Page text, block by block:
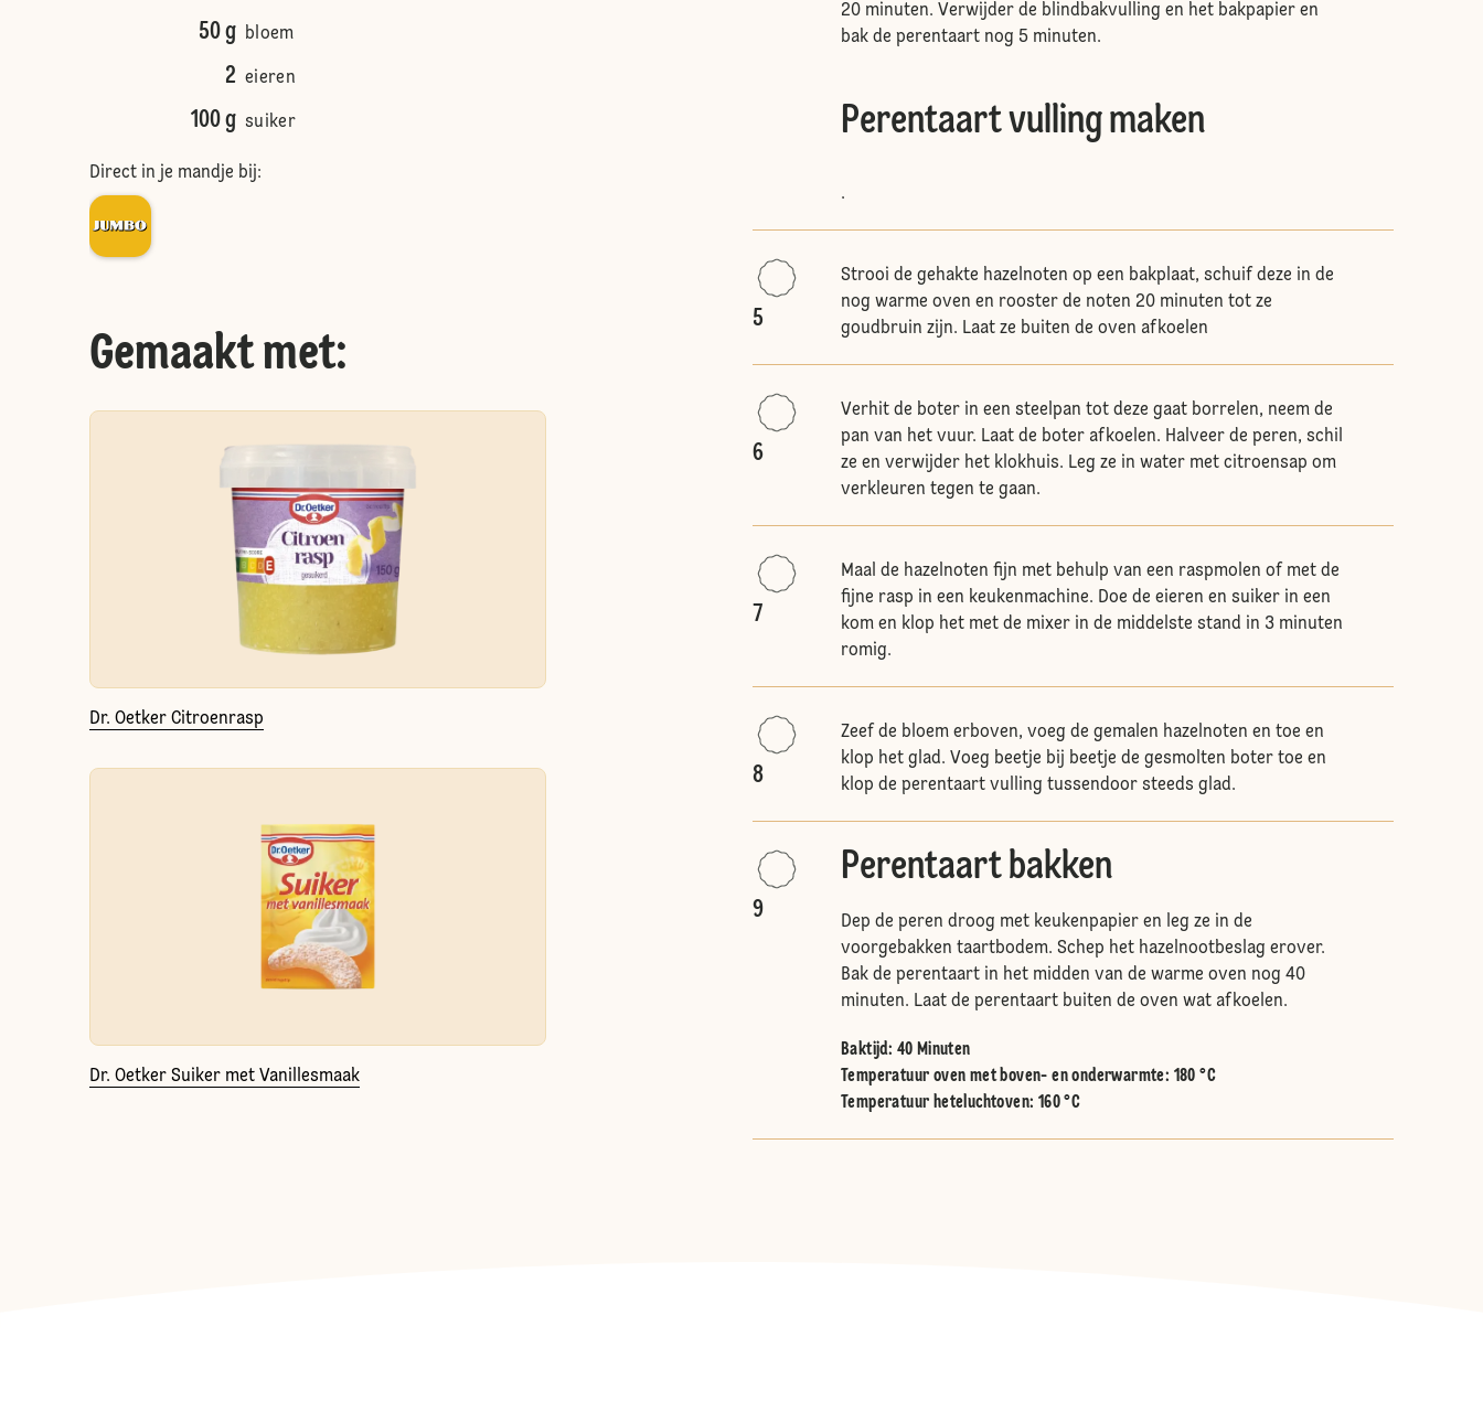
50 g bloem
2 eieren
100 g suiker
Direct in je mandje bij:
Gemaakt met:
Dr. Oetker Citroenrasp
Dr. Oetker Suiker met Vanillesmaak
20 minuten. Verwijder de blindbakvulling en het bakpapier en
bak de perentaart nog 5 minuten.
Perentaart vulling maken
.
5
Strooi de gehakte hazelnoten op een bakplaat, schuif deze in de
nog warme oven en rooster de noten 20 minuten tot ze
goudbruin zijn. Laat ze buiten de oven afkoelen
6
Verhit de boter in een steelpan tot deze gaat borrelen, neem de
pan van het vuur. Laat de boter afkoelen. Halveer de peren, schil
ze en verwijder het klokhuis. Leg ze in water met citroensap om
verkleuren tegen te gaan.
7
Maal de hazelnoten fijn met behulp van een raspmolen of met de
fijne rasp in een keukenmachine. Doe de eieren en suiker in een
kom en klop het met de mixer in de middelste stand in 3 minuten
romig.
8
Zeef de bloem erboven, voeg de gemalen hazelnoten en toe en
klop het glad. Voeg beetje bij beetje de gesmolten boter toe en
klop de perentaart vulling tussendoor steeds glad.
9
Perentaart bakken
Dep de peren droog met keukenpapier en leg ze in de
voorgebakken taartbodem. Schep het hazelnootbeslag erover.
Bak de perentaart in het midden van de warme oven nog 40
minuten. Laat de perentaart buiten de oven wat afkoelen.
Baktijd: 40 Minuten
Temperatuur oven met boven- en onderwarmte: 180 °C
Temperatuur heteluchtoven: 160 °C